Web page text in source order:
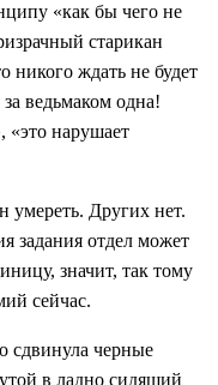
«как бы чего не
старикан
никого ждать не будет
ведьмаком одна!
«это нарушает
умереть. Других нет.
задания отдел может
значит, так тому
сейчас.
сдвинула черные
в ладно сидящий